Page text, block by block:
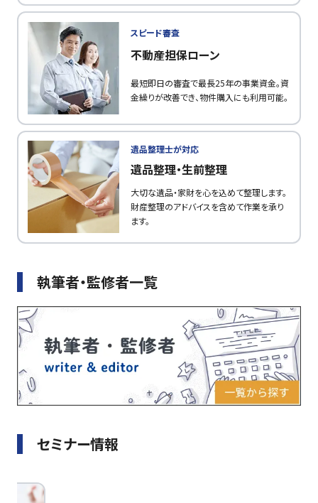
スピード審査
不動産担保ローン
最短即日の審査で最長25年の事業資金。資
金繰りが改善でき、物件購入にも利用可能。
遺品整理士が対応
遺品整理・生前整理
大切な遺品・家財を心を込めて整理します。
財産整理のアドバイスを含めて作業を承り
ます。
執筆者・監修者一覧
セミナー情報